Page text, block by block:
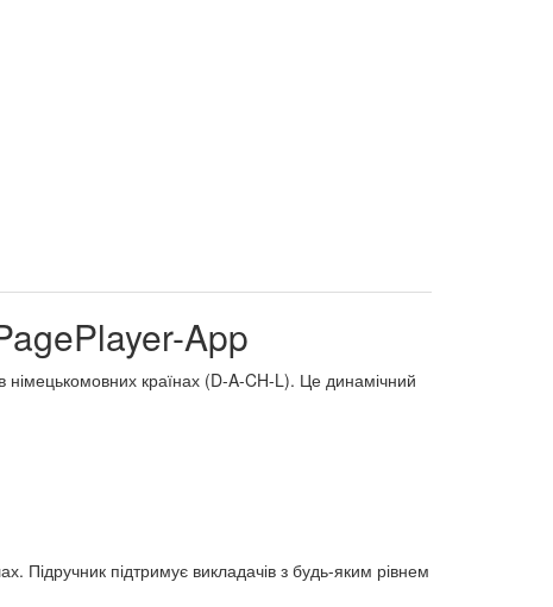
App
німецькомовних країнах (D-A-CH-L). Це динамічний
Підручник підтримує викладачів з будь-яким рівнем